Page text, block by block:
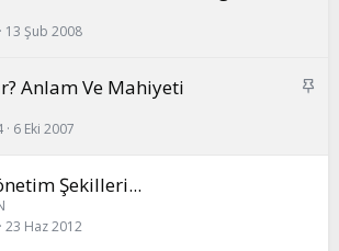
t
13 Şub 2008
S
Anlam Ve Mahiyeti
6 Eki 2007
Şekilleri...
23 Haz 2012